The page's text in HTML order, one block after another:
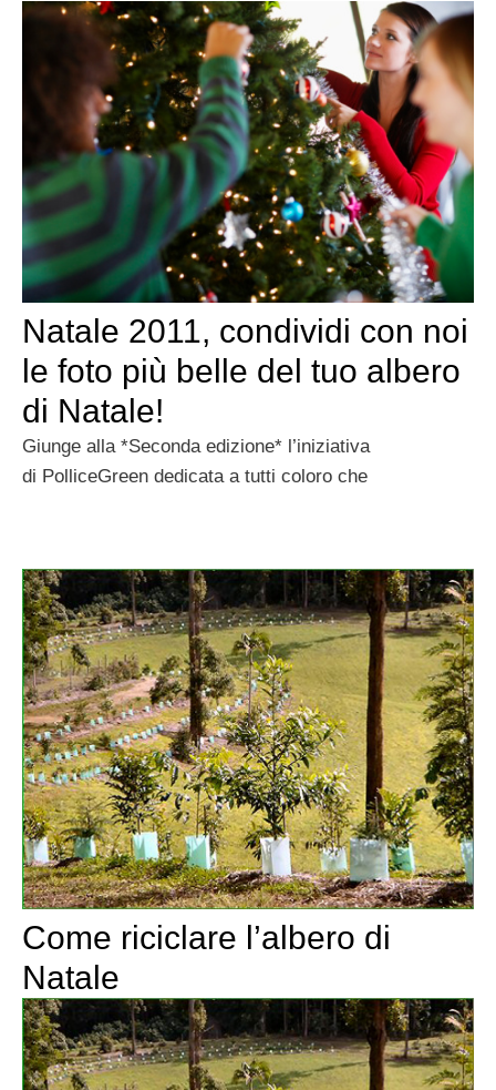
Natale 2011, condividi con noi
le foto più belle del tuo albero
di Natale!
Giunge alla *Seconda edizione* l’iniziativa
di PolliceGreen dedicata a tutti coloro che
Come riciclare l’albero di
Natale